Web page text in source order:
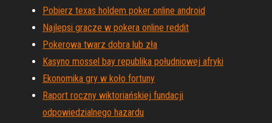
Pobierz texas holdem poker online android
Najlepsi gracze w pokera online reddit
Pokerowa twarz dobra lub zła
Kasyno mossel bay republika południowej afryki
Ekonomika gry w koło fortuny
Raport roczny wiktoriańskiej fundacji
odpowiedzialnego hazardu